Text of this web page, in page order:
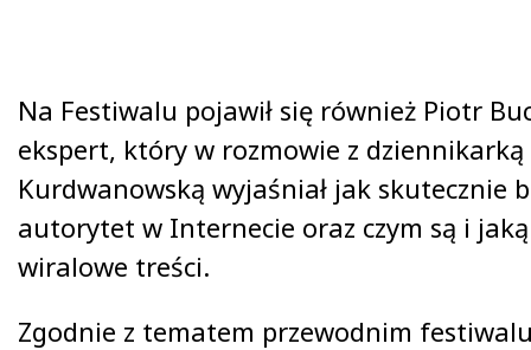
Na Festiwalu pojawił się również Piotr
ekspert, który w rozmowie z dziennikarką
Kurdwanowską wyjaśniał jak skutecznie
autorytet w Internecie oraz czym są i
wiralowe treści.
Zgodnie z tematem przewodnim